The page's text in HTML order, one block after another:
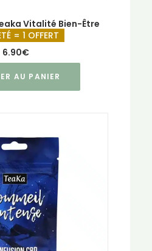
Vitalité Bien-Être
= 1 OFFERT
6.90€
AU PANIER